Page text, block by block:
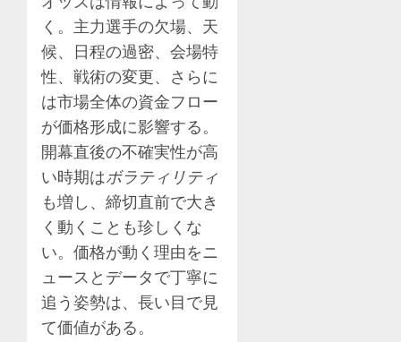
く。主力選手の欠場、天
候、日程の過密、会場特
性、戦術の変更、さらに
は市場全体の資金フロー
が価格形成に影響する。
開幕直後の不確実性が高
い時期はボラティリティ
も増し、締切直前で大き
く動くことも珍しくな
い。価格が動く理由をニ
ュースとデータで丁寧に
追う姿勢は、長い目で見
て価値がある。